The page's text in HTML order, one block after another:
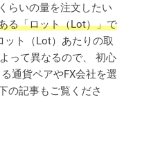
らいの量を注文したい
る「ロット（Lot）」で
ット（Lot）あたりの取
って異なるので、 初心
通貨ペアやFX会社を選
の記事もご覧くださ